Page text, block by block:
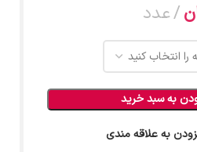
عدد
به سبد خرید
به علاقه مندی